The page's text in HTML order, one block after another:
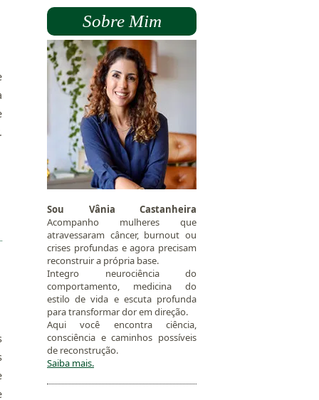
Sobre Mim
Sou Vânia Castanheira
Acompanho mulheres que
atravessaram câncer, burnout ou
crises profundas e agora precisam
reconstruir a própria base.
Integro neurociência do
comportamento, medicina do
estilo de vida e escuta profunda
para transformar dor em direção.
Aqui você encontra ciência,
consciência e caminhos possíveis
de reconstrução.
Saiba mais.